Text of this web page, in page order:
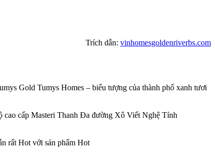
Trích dẫn: vinhomesgoldenriverbs.com
Gold Tumys Homes – biểu tượng của thành phố xanh tươi
cao cấp Masteri Thanh Đa đường Xô Viết Nghệ Tỉnh
rất Hot với sản phẩm Hot